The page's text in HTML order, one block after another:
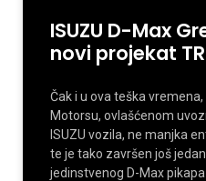
ISUZU D-Max
novi projekat
Čak i u ova teška
Motorsu, ovlašćenom
ISUZU vozila, ne manjka
te je tako završen još
jedinstvenog D-Max